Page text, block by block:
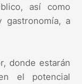
así como
gastronomía, a
donde estarán
el potencial